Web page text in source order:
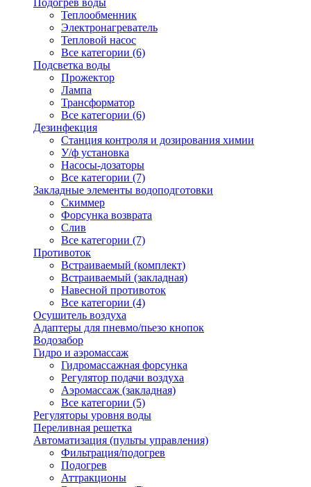
Подогрев воды
Теплообменник
Электронагреватель
Тепловой насос
Все категории (6)
Подсветка воды
Прожектор
Лампа
Трансформатор
Все категории (6)
Дезинфекция
Станция контроля и дозирования химии
У/ф установка
Насосы-дозаторы
Все категории (7)
Закладные элементы водоподготовки
Скиммер
Форсунка возврата
Слив
Все категории (7)
Противоток
Встраиваемый (комплект)
Встраиваемый (закладная)
Навесной противоток
Все категории (4)
Осушитель воздуха
Адаптеры для пневмо/пьезо кнопок
Водозабор
Гидро и аэромассаж
Гидромассажная форсунка
Регулятор подачи воздуха
Аэромассаж (закладная)
Все категории (5)
Регуляторы уровня воды
Переливная решетка
Автоматизация (пульты управления)
Фильтрация/подогрев
Подогрев
Аттракционы